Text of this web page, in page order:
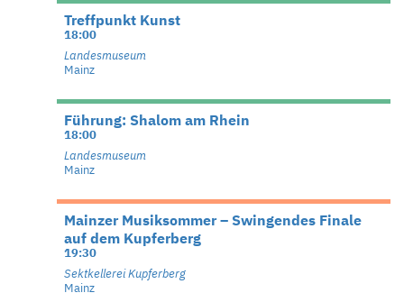
Treffpunkt Kunst
18:00
Landesmuseum
Mainz
Führung: Shalom am Rhein
18:00
Landesmuseum
Mainz
Mainzer Musiksommer – Swingendes Finale
auf dem Kupferberg
19:30
Sektkellerei Kupferberg
Mainz